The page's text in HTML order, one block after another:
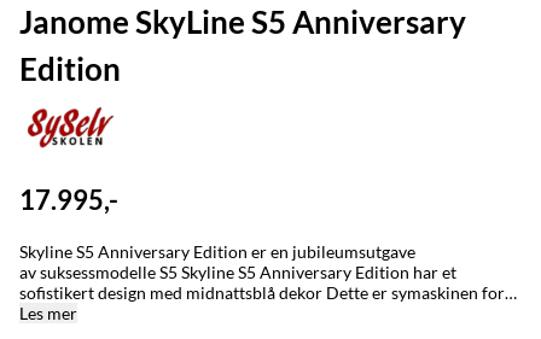
Janome SkyLine S5 Anniversary
Edition
17.995,-
Skyline S5 Anniversary Edition er en jubileumsutgave
av suksessmodelle S5 Skyline S5 Anniversary Edition har et
sofistikert design med midnattsblå dekor Dette er symaskinen for
deg som elsker søm, uansett om du syr vesker, quilter, klær eller
Les mer